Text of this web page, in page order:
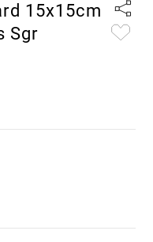
15x15cm
Sgr